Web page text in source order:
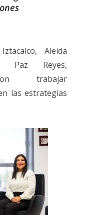
Aleida
Paz Reyes,
trabajar
las estrategias